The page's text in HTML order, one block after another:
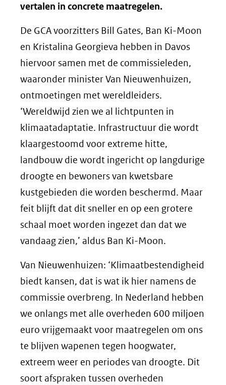
vertalen in concrete maatregelen.
De GCA voorzitters Bill Gates, Ban Ki-Moon
en Kristalina Georgieva hebben in Davos
hiervoor samen met de commissieleden,
waaronder minister Van Nieuwenhuizen,
ontmoetingen met wereldleiders.
‘Wereldwijd zien we al lichtpunten in
klimaatadaptatie. Infrastructuur die wordt
klaargestoomd voor extreme hitte,
landbouw die wordt ingericht op langdurige
droogte en bewoners van kwetsbare
kustgebieden die worden beschermd. Maar
feit blijft dat dit sneller en op een grotere
schaal moet worden ingezet dan dat we
vandaag zien,’ aldus Ban Ki-Moon.
Van Nieuwenhuizen: ‘Klimaatbestendigheid
biedt kansen, dat is wat ik hier namens de
commissie overbreng. In Nederland hebben
we onlangs met alle overheden 600 miljoen
euro vrijgemaakt voor maatregelen om ons
te blijven wapenen tegen hoogwater,
extreem weer en periodes van droogte. Dit
soort afspraken tussen overheden